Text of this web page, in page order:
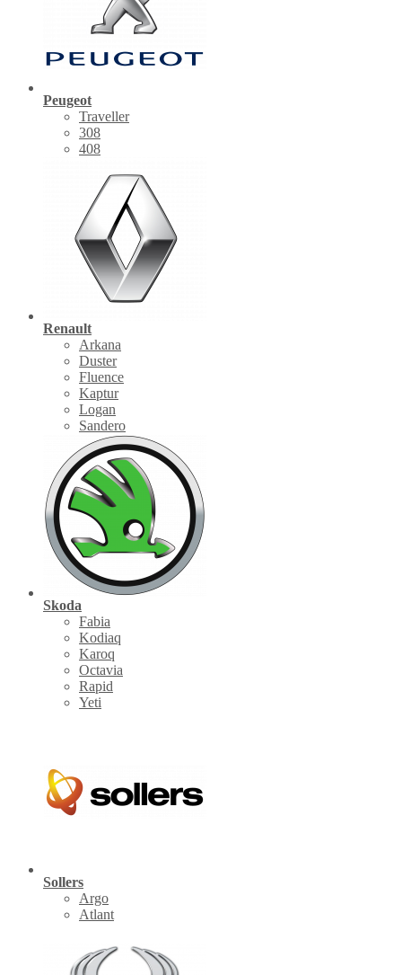
Peugeot
Traveller
308
408
Renault
Arkana
Duster
Fluence
Kaptur
Logan
Sandero
Skoda
Fabia
Kodiaq
Karoq
Octavia
Rapid
Yeti
Sollers
Argo
Atlant